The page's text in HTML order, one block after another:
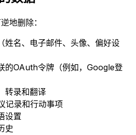
地删除：
姓名、电子邮件、头像、偏好设
的OAuth令牌（例如，Google登
转录和翻译
记录和行动事项
设置
史